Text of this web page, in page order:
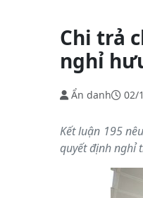
Chi trả
nghỉ
Ẩn danh 02/
Kết luận 195
quyết định nghỉ